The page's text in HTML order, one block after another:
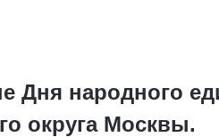
Дня народного
округа Москвы.